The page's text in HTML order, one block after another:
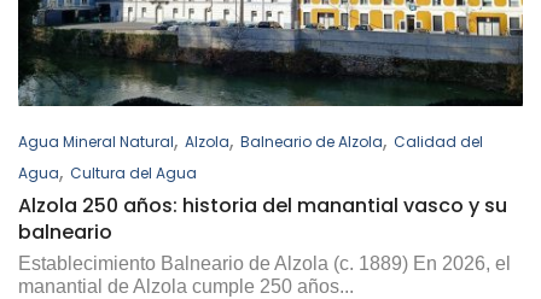
Agua Mineral Natural, Alzola, Balneario de Alzola, Calidad del
Agua, Cultura del Agua
Alzola 250 años: historia del manantial vasco y su
balneario
Establecimiento Balneario de Alzola (c. 1889) En 2026, el
manantial de Alzola cumple 250 años...